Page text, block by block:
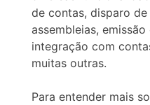
de contas, disparo
assembleias,
integração com
muitas outras.
Para entender mais